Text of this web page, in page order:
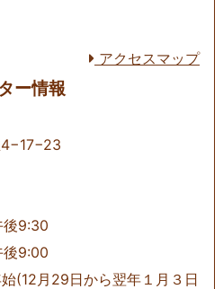
アクセスマップ
ー情報
後9:30
後9:00
(12月29日から翌年１月３日